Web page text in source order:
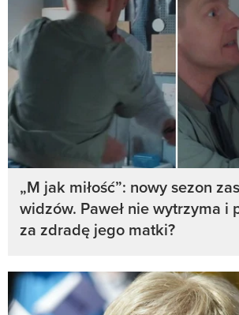
„M jak miłość”: nowy sezon
widzów. Paweł nie wytrzyma i
za zdradę jego matki?